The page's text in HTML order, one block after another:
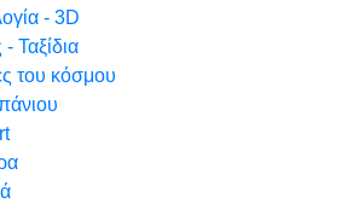
- 3D
- Ταξίδια
του κόσμου